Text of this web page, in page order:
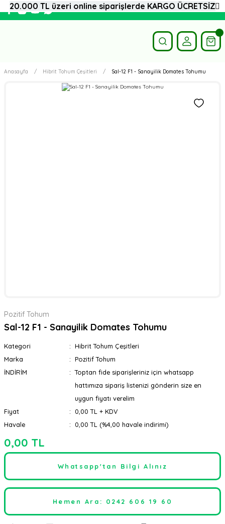
Anasayfa Hibrit Tohum Çeşitleri Sal-12 F1 - Sanayilik Domates Tohumu
Pozitif Tohum
Sal-12 F1 - Sanayilik Domates Tohumu
Kategori
Hibrit Tohum Çeşitleri
Marka
Pozitif Tohum
İNDİRİM
Toptan fide siparişleriniz için whatsapp
hattımıza sipariş listenizi gönderin size en
uygun fiyatı verelim
Fiyat
0,00 TL + KDV
Havale
0,00 TL (%4,00 havale indirimi)
0,00 TL
Whatsapp'tan Bilgi Alınız
Hemen Ara: 0242 606 19 60
20.000 TL üzeri online siparişlerde KARGO ÜCRETSİZ